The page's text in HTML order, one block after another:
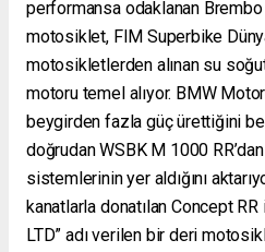
performansa odaklanan Brembo
motosiklet, FIM Superbike
motosikletlerden alınan su
motoru temel alıyor. BMW
beygirden fazla güç ürettiğini
doğrudan WSBK M 1000
sistemlerinin yer aldığını
kanatlarla donatılan Concept
LTD” adı verilen bir deri